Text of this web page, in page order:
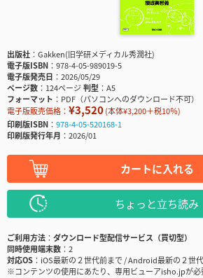
出版社
Gakken(旧学研メディカル秀潤社)
電子版ISBN
978-4-05-989019-5
電子版発売日
2026/05/29
ページ数
124ページ判型
A5
フォーマット
PDF（パソコンへのダウンロード不可）
電子版販売価格： ¥3,520(本体¥3,200＋税10％)
印刷版ISBN
978-4-05-520168-1
印刷版発行年月
2026/01
カートに入れる
ちょっと立ち読み
ご利用方法
ダウンロード型配信サービス（買切型）
同時使用端末数
2
対応OS
iOS最新の２世代前まで / Android最新の２世
※コンテンツの使用にあたり、専用ビューアisho.jpが必